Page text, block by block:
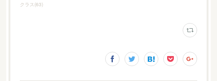
クラス (63)